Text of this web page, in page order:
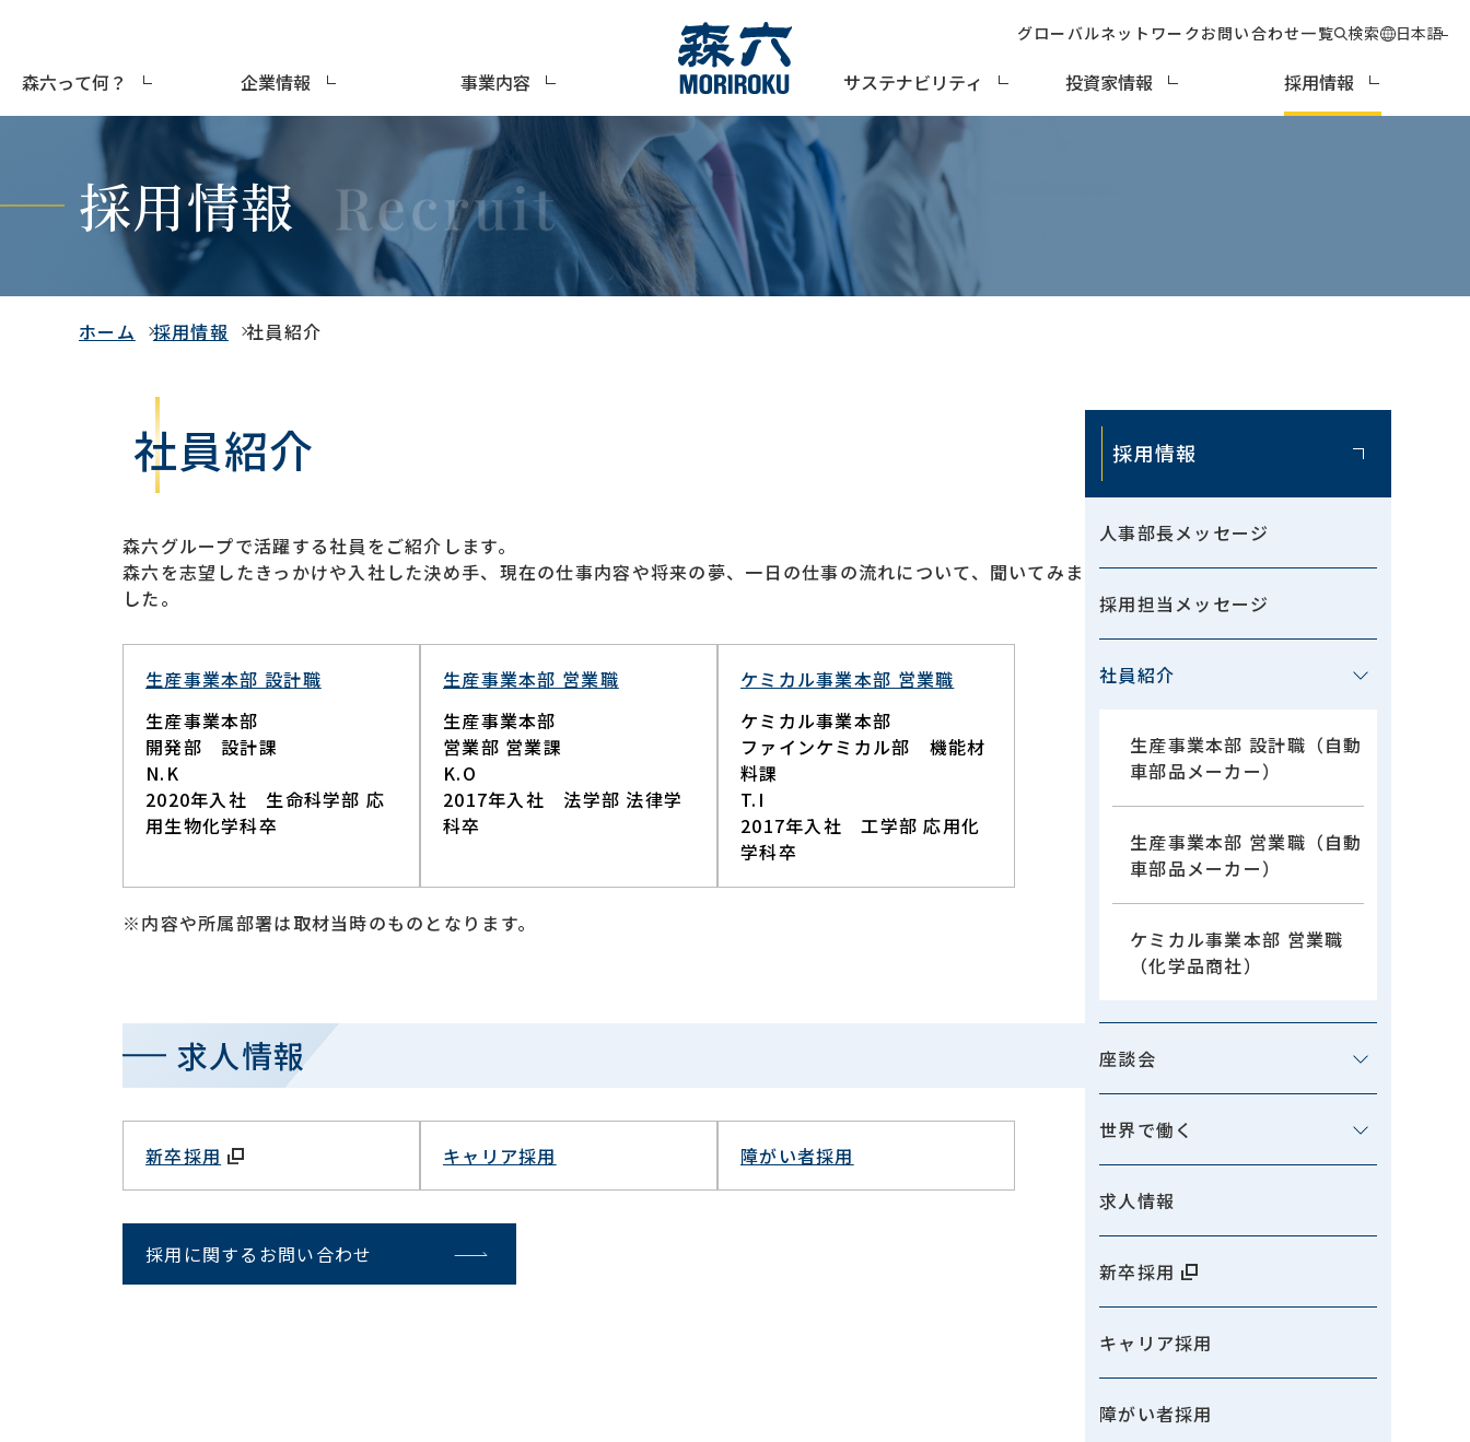
森六って何？ 企業情報 事業内容 サステナビリティ 投資家情報 採用情報
グローバルネットワークお問い合わせ一覧 検索 日本語
採用情報
ホーム 採用情報 社員紹介
採用情報
人事部長メッセージ
採用担当メッセージ
社員紹介
生産事業本部 設計職（自動
車部品メーカー）
生産事業本部 営業職（自動
車部品メーカー）
ケミカル事業本部 営業職
（化学品商社）
座談会
世界で働く
求人情報
新卒採用
キャリア採用
障がい者採用
社員紹介
森六グループで活躍する社員をご紹介します。​
森六を志望したきっかけや入社した決め手、現在の仕事内容や将来の夢、一日の仕事の流れについて、聞いてみま
した。
生産事業本部 設計職​
生産事業本部
開発部 設計課
N.K
2020年入社 生命科学部 応
用生物化学科卒
生産事業本部 営業職
生産事業本部
営業部 営業課
K.O
2017年入社 法学部 法律学
科卒
ケミカル事業本部 営業職
ケミカル事業本部
ファインケミカル部 機能材
料課
T.I
2017年入社 工学部 応用化
学科卒
※内容や所属部署は取材当時のものとなります。
求人情報
新卒採用 キャリア採用 障がい者採用
採用に関するお問い合わせ